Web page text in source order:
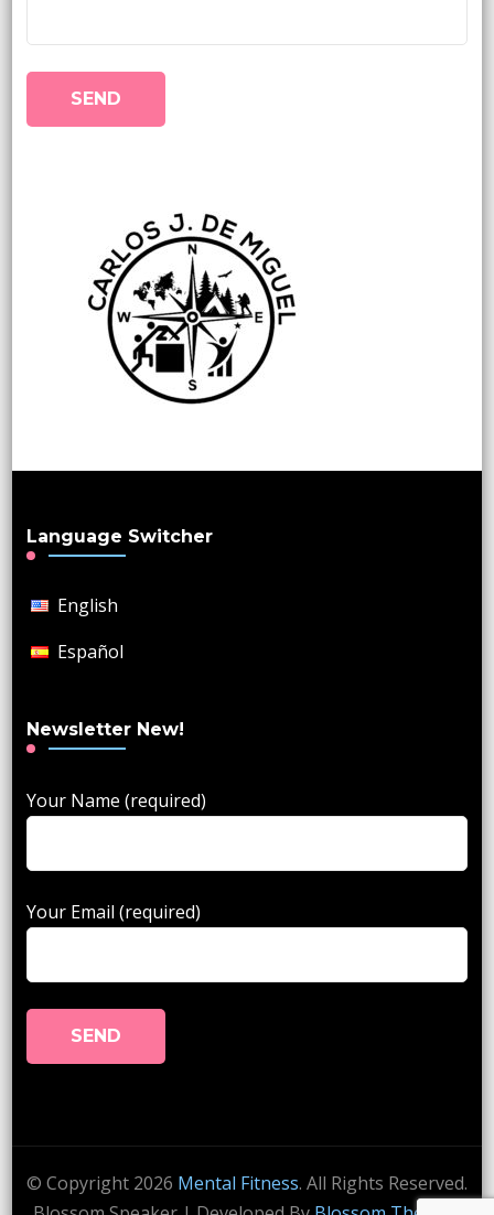
Language Switcher
English
Español
Newsletter New!
Your Name (required)
Your Email (required)
© Copyright 2026 Mental Fitness. All Rights Reserved.